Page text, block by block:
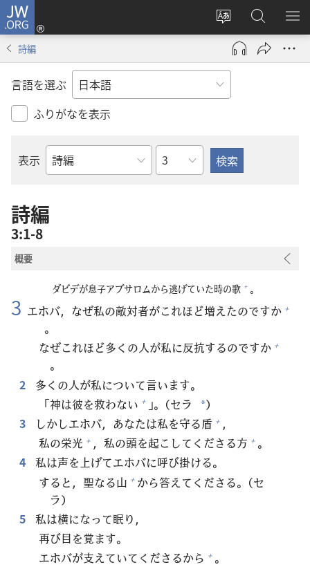
JW.ORG
サ
イ
ト
の
言
変
え
ロ
グ
ン
し
ブ
で
JW.ORG
の
検
メ
を
詩編
言語を選ぶ
ふりがなを表示
表示
聖
の
書
章
詩編
3:1-8
概要
ダビデが息子アブサロムから逃げていた時の歌 + 。
3 エホバ，なぜ私の敵対者がこれほど増えたのですか +
。
なぜこれほど多くの人が私に反抗するのですか +
。
2
多くの人が私について言います。
「神は彼を救わない + 」。（セラ *）
3
しかしエホバ，あなたは私を守る盾 + ，
私の栄光 + ， 私の頭を起こしてくださる方 + 。
4
私は声を 上げてエホバに呼び掛ける。
すると， 聖なる山 + から答えてくださる。（セ
ラ）
5
私は横になって眠り，
再び目を覚ます。
エホバが支えていてくださるから + 。